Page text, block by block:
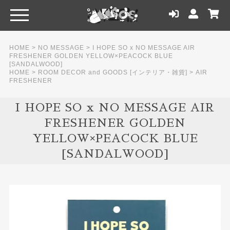
HOME > NO MESSAGE >
I HOPE SO x NO MESSAGE AIR
FRESHENER GOLDEN YELLOW×PEACOCK BLUE
[SANDALWOOD]
HOME > ROOM DECOR and GOODS [インテリア・雑貨] > AIR
FRESHENER
I HOPE SO x NO MESSAGE AIR
FRESHENER GOLDEN
YELLOW×PEACOCK BLUE
[SANDALWOOD]